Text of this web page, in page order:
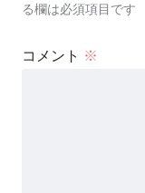
る欄は必須項目です
コメント ※